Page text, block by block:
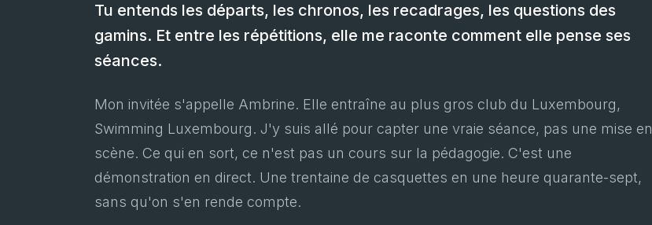
Tu entends les départs, les chronos, les recadrages, les questions des
gamins. Et entre les répétitions, elle me raconte comment elle pense ses
séances.
Mon invitée s'appelle Ambrine. Elle entraîne au plus gros club du Luxembourg,
Swimming Luxembourg. J'y suis allé pour capter une vraie séance, pas une mise en
scène. Ce qui en sort, ce n'est pas un cours sur la pédagogie. C'est une
démonstration en direct. Une trentaine de casquettes en une heure quarante-sept,
sans qu'on s'en rende compte.